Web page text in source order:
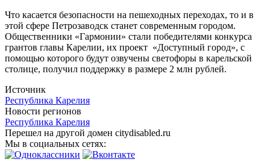
Что касается безопасности на пешеходных переходах, то и в
этой сфере Петрозаводск станет современным городом.
Общественники «Гармонии» стали победителями конкурса
грантов главы Карелии, их проект «Доступный город», с
помощью которого будут озвучены светофоры в карельской
столице, получил поддержку в размере 2 млн рублей.
Источник
Республика Карелия
Новости регионов
Республика Карелия
Перешел на другой домен citydisabled.ru
Мы в социальных сетях: